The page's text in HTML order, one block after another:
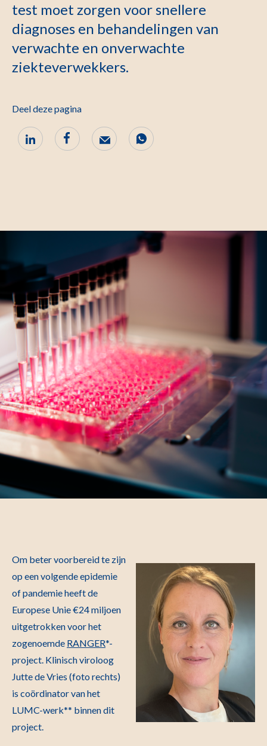
test moet zorgen voor snellere
diagnoses en behandelingen van
verwachte en onverwachte
ziekteverwekkers.
Deel deze pagina
Om beter voorbereid te zijn
op een volgende epidemie
of pandemie heeft de
Europese Unie €24 miljoen
uitgetrokken voor het
zogenoemde RANGER*-
project. Klinisch viroloog
Jutte de Vries (foto rechts)
is coördinator van het
LUMC-werk** binnen dit
project.